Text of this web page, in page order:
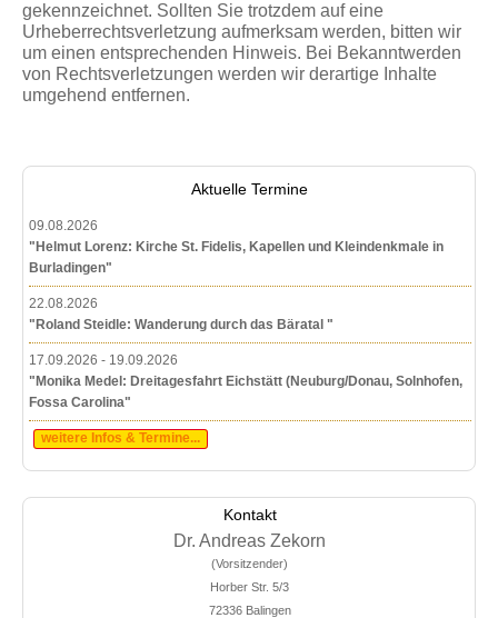
gekennzeichnet. Sollten Sie trotzdem auf eine
Urheberrechtsverletzung aufmerksam werden, bitten wir
um einen entsprechenden Hinweis. Bei Bekanntwerden
von Rechtsverletzungen werden wir derartige Inhalte
umgehend entfernen.
Aktuelle Termine
09.08.2026
"Helmut Lorenz: Kirche St. Fidelis, Kapellen und Kleindenkmale in
Burladingen"
22.08.2026
"Roland Steidle: Wanderung durch das Bäratal "
17.09.2026 - 19.09.2026
"Monika Medel: Dreitagesfahrt Eichstätt (Neuburg/Donau, Solnhofen,
Fossa Carolina"
weitere Infos & Termine...
Kontakt
Dr. Andreas Zekorn
(Vorsitzender)
Horber Str. 5/3
72336 Balingen